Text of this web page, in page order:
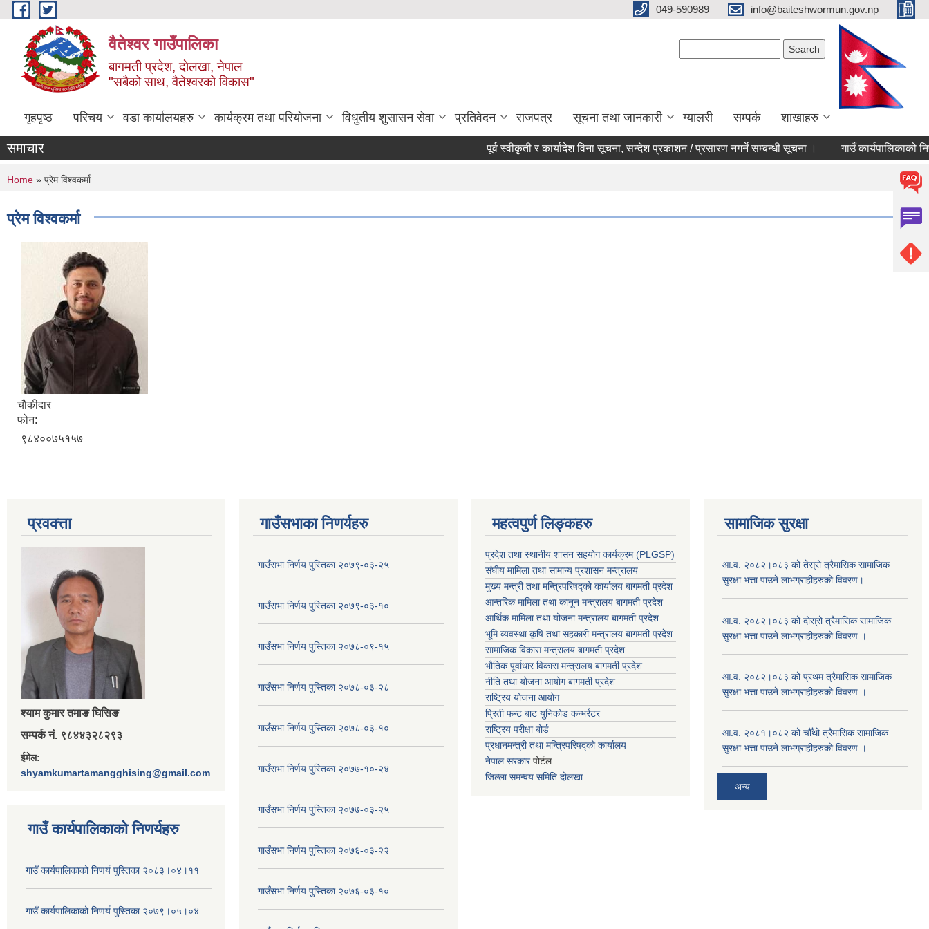
Skip to main content 049-590989 info@baiteshwormun.gov.np
वैतेश्वर गाउँपालिका
बागमती प्रदेश, दाेलखा, नेपाल
"सबैको साथ, वैतेश्वरको विकास"
गृहपृष्ठ परिचय वडा कार्यालयहरु कार्यक्रम तथा परियोजना विधुतीय शुसासन सेवा प्रतिवेदन राजपत्र सूचना तथा जानकारी ग्यालरी सम्पर्क शाखाहरु
समाचार पूर्व स्वीकृती र कार्यादेश विना सूचना, सन्देश प्रकाशन / प्रसारण नगर्ने सम्बन्धी सूचना । गाउँ कार्यपालिकाको
You are here
Home » प्रेम विश्वकर्मा
प्रेम विश्वकर्मा
चाैकीदार
फोन:
९८४००७५१५७
प्रवक्त्ता
श्‍याम कुमार तमाङ घिसिङ
सम्पर्क नं. ९८४४३२८२९३
ईमेल:
shyamkumartamangghising@gmail.com
गाउँ कार्यपालिकाकाे निणर्यहरु
गाउँ कार्यपालिकाको निणर्य पुस्तिका २०८३।०४।११
गाउँ कार्यपालिकाको निणर्य पुस्तिका २०७९।०५।०४
गाउँसभाका निणर्यहरु
गाउँसभा निर्णय पुस्तिका २०७९-०३-२५
गाउँसभा निर्णय पुस्तिका २०७९-०३-१०
गाउँसभा निर्णय पुस्तिका २०७८-०९-१५
गाउँसभा निर्णय पुस्तिका २०७८-०३-२८
गाउँसभा निर्णय पुस्तिका २०७८-०३-१०
गाउँसभा निर्णय पुस्तिका २०७७-१०-२४
गाउँसभा निर्णय पुस्तिका २०७७-०३-२५
गाउँसभा निर्णय पुस्तिका २०७६-०३-२२
गाउँसभा निर्णय पुस्तिका २०७६-०३-१०
महत्वपुर्ण लिङ्कहरु
प्रदेश तथा स्थानीय शासन सहयाेग कार्यक्रम (PLGSP)
संघीय मामिला तथा सामान्य प्रशासन मन्त्रालय
मुख्य मन्त्री तथा मन्त्रिपरिषद्को कार्यालय बागमती प्रदेश
आन्तरिक मामिला तथा कानून मन्त्रालय बागमती प्रदेश
आर्थिक मामिला तथा योजना मन्त्रालय बागमती प्रदेश
भूमि व्यवस्था कृषि तथा सहकारी मन्त्रालय बागमती प्रदेश
सामाजिक विकास मन्त्रालय बागमती प्रदेश
भौतिक पूर्वाधार विकास मन्त्रालय बागमती प्रदेश
नीति तथा योजना आयोग बागमती प्रदेश
राष्ट्रिय योजना आयोग
प्रिती फन्ट बाट युनिकोड कन्भर्रटर
राष्ट्रिय परीक्षा बोर्ड
प्रधानमन्त्री तथा मन्त्रिपरिषद्को कार्यालय
नेपाल सरकारपोर्टल
जिल्ला समन्वय समिति दोलखा
सामाजिक सुरक्षा
आ.व. २०८२।०८३ को तेस्रो त्रैमासिक सामाजिक
सुरक्षा भत्ता पाउने लाभग्राहीहरुको विवरण।
आ.व. २०८२।०८३ को दोस्रो त्रैमासिक सामाजिक
सुरक्षा भत्ता पाउने लाभग्राहीहरुको विवरण ।
आ.व. २०८२।०८३ को प्रथम त्रैमासिक सामाजिक
सुरक्षा भत्ता पाउने लाभग्राहीहरुको विवरण ।
आ.व. २०८१।०८२ को चौँथो त्रैमासिक सामाजिक
सुरक्षा भत्ता पाउने लाभग्राहीहरुको विवरण ।
अन्य